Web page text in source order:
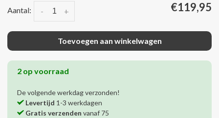
Aantal: +
- €119,95
Toevoegen aan winkelwagen
2 op voorraad
De volgende werkdag verzonden!
Levertijd 1-3 werkdagen
Gratis verzenden vanaf 75